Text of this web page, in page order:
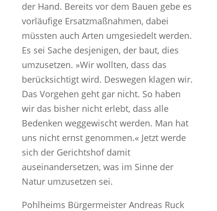
der Hand. Bereits vor dem Bauen gebe es
vorläufige Ersatzmaßnahmen, dabei
müssten auch Arten umgesiedelt werden.
Es sei Sache desjenigen, der baut, dies
umzusetzen. »Wir wollten, dass das
berücksichtigt wird. Deswegen klagen wir.
Das Vorgehen geht gar nicht. So haben
wir das bisher nicht erlebt, dass alle
Bedenken weggewischt werden. Man hat
uns nicht ernst genommen.« Jetzt werde
sich der Gerichtshof damit
auseinandersetzen, was im Sinne der
Natur umzusetzen sei.
Pohlheims Bürgermeister Andreas Ruck